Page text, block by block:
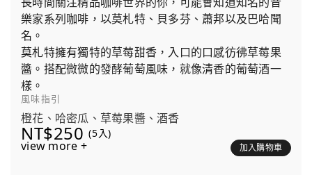
樂家系列咖啡，以莫札特、貝多芬、蕭邦以及巴哈聞
名。
莫札特擁有獨特的草莓甜香，入口的口感彷彿草莓果
醬。搭配微微的發酵葡萄風味，就像清香的葡萄酒一
樣。
風味指引
橙花、哈密瓜、草莓果醬、酒香
NT$250 (5入)
view more + 加入購物車